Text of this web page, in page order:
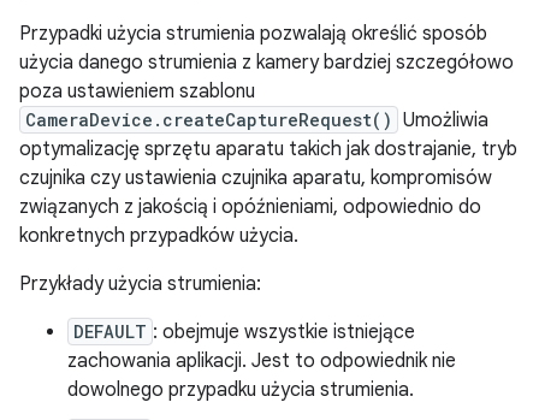
Przypadki użycia strumienia pozwalają określić sposób
użycia danego strumienia z kamery bardziej szczegółowo
poza ustawieniem szablonu
CameraDevice.createCaptureRequest() Umożliwia
optymalizację sprzętu aparatu takich jak dostrajanie, tryb
czujnika czy ustawienia czujnika aparatu, kompromisów
związanych z jakością i opóźnieniami, odpowiednio do
konkretnych przypadków użycia.
Przykłady użycia strumienia:
DEFAULT : obejmuje wszystkie istniejące
zachowania aplikacji. Jest to odpowiednik nie
dowolnego przypadku użycia strumienia.